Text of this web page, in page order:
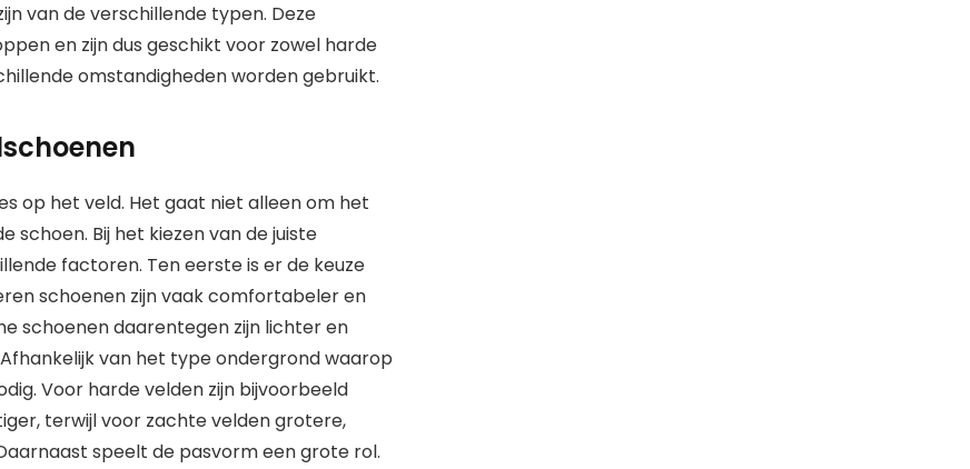
van de verschillende typen. Deze
en zijn dus geschikt voor zowel harde
omstandigheden worden gebruikt.
op het veld. Het gaat niet alleen om het
schoen. Bij het kiezen van de juiste
factoren. Ten eerste is er de keuze
schoenen zijn vaak comfortabeler en
schoenen daarentegen zijn lichter en
van het type ondergrond waarop
Voor harde velden zijn bijvoorbeeld
terwijl voor zachte velden grotere,
speelt de pasvorm een grote rol.